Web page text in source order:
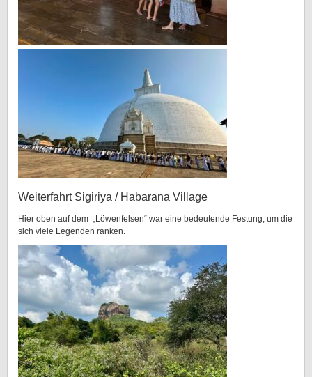
Weiterfahrt Sigiriya / Habarana Village
Hier oben auf dem „Löwenfelsen“ war eine bedeutende Festung, um die
sich viele Legenden ranken.